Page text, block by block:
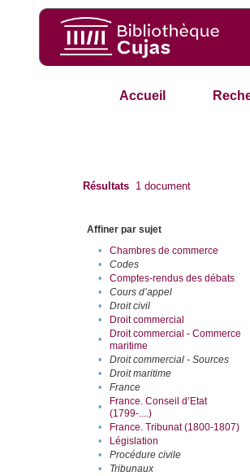
Accueil
Résultats 1 document
Affiner par sujet
•
Chambres de commerce
•
Codes
•
Comptes-rendus des débats
•
Cours d’appel
•
Droit civil
•
Droit commercial
•
Droit commercial - Commerce
maritime
• Droit commercial - Sources
•
Droit maritime
•
France
•
France. Conseil d’Etat
(1799-....)
• France. Tribunat (1800-1807)
•
Législation
•
Procédure civile
•
Tribunaux